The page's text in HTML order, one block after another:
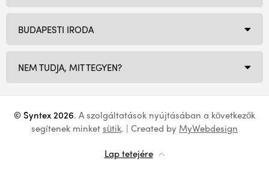
BUDAPESTI IRODA
NEM TUDJA, MIT TEGYEN?
© Syntex 2026. A szolgáltatások nyújtásában a következők
segítenek minketsütik. | Created by MyWebdesign
Lap tetejére